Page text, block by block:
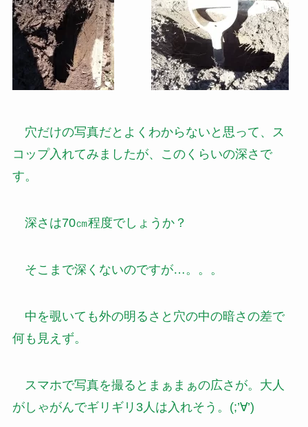
穴だけの写真だとよくわからないと思って、ス
コップ入れてみましたが、このくらいの深さで
す。
深さは70㎝程度でしょうか？
そこまで深くないのですが…。。。
中を覗いても外の明るさと穴の中の暗さの差で
何も見えず。
スマホで写真を撮るとまぁまぁの広さが。大人
がしゃがんでギリギリ3人は入れそう。(;’∀’)